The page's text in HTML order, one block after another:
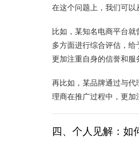
在这个问题上，我们可以
比如，某知名电商平台
多方面进行综合评估，
更加注重自身的信誉和服
再比如，某品牌通过与
理商在推广过程中，更加
四、个人见解：如